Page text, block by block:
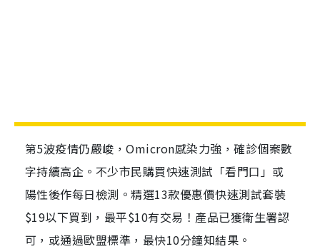
第5波疫情仍嚴峻，Omicron感染力強，確診個案數
字持續高企。不少市民購買快速測試「看門口」或
陽性後作每日檢測。精選13款優惠價快速測試套裝
$19以下買到，最平$10有交易！產品已獲衛生署認
可，或通過歐盟標準，最快10分鐘知結果。